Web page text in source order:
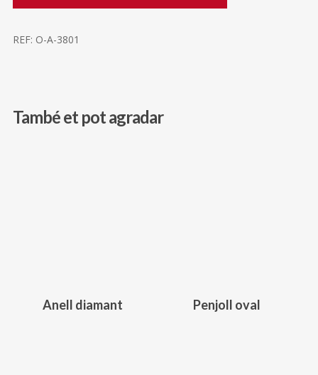
REF: O-A-3801
També et pot agradar
Anell diamant Penjoll oval